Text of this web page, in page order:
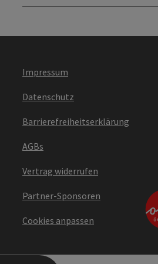
Impressum
Datenschutz
Barrierefreiheitserklärung
AGBs
Vertrag widerrufen
Partner-Sponsoren
Cookies anpassen